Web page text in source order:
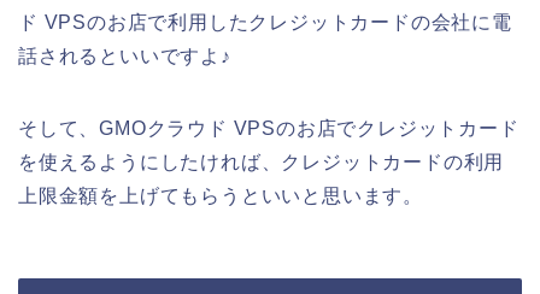
ド VPSのお店で利用したクレジットカードの会社に電
話されるといいですよ♪
そして、GMOクラウド VPSのお店でクレジットカード
を使えるようにしたければ、クレジットカードの利用
上限金額を上げてもらうといいと思います。